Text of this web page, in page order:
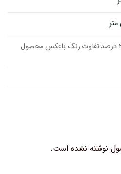
امکان ۱۰ تا ۲۰ درصد تفاوت رنگ باعکس محصول
نوشته نشده است.